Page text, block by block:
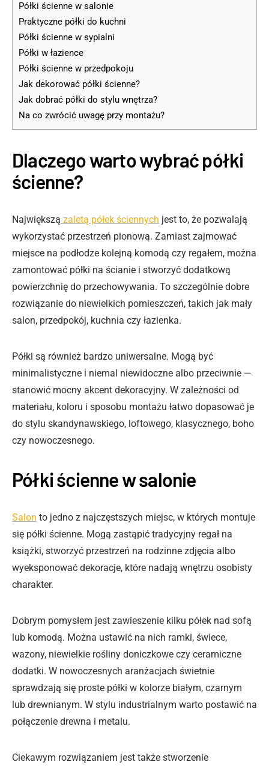
Półki ścienne w salonie
Praktyczne półki do kuchni
Półki ścienne w sypialni
Półki w łazience
Półki ścienne w przedpokoju
Jak dekorować półki ścienne?
Jak dobrać półki do stylu wnętrza?
Na co zwrócić uwagę przy montażu?
Dlaczego warto wybrać półki
ścienne?
Największą zaletą półek ściennych jest to, że pozwalają
wykorzystać przestrzeń pionową. Zamiast zajmować
miejsce na podłodze kolejną komodą czy regałem, można
zamontować półki na ścianie i stworzyć dodatkową
powierzchnię do przechowywania. To szczególnie dobre
rozwiązanie do niewielkich pomieszczeń, takich jak mały
salon, przedpokój, kuchnia czy łazienka.
Półki są również bardzo uniwersalne. Mogą być
minimalistyczne i niemal niewidoczne albo przeciwnie —
stanowić mocny akcent dekoracyjny. W zależności od
materiału, koloru i sposobu montażu łatwo dopasować je
do stylu skandynawskiego, loftowego, klasycznego, boho
czy nowoczesnego.
Półki ścienne w salonie
Salon to jedno z najczęstszych miejsc, w których montuje
się półki ścienne. Mogą zastąpić tradycyjny regał na
książki, stworzyć przestrzeń na rodzinne zdjęcia albo
wyeksponować dekoracje, które nadają wnętrzu osobisty
charakter.
Dobrym pomysłem jest zawieszenie kilku półek nad sofą
lub komodą. Można ustawić na nich ramki, świece,
wazony, niewielkie rośliny doniczkowe czy ceramiczne
dodatki. W nowoczesnych aranżacjach świetnie
sprawdzają się proste półki w kolorze białym, czarnym
lub drewnianym. W stylu industrialnym warto postawić na
połączenie drewna i metalu.
Ciekawym rozwiązaniem jest także stworzenie